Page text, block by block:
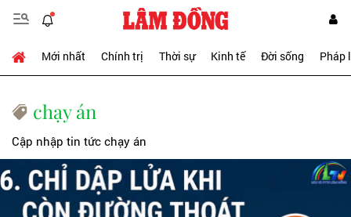
Mới nhất Chính trị Thời sự Kinh tế Đời sống Pháp
chạy án
Cập nhập tin tức chạy án